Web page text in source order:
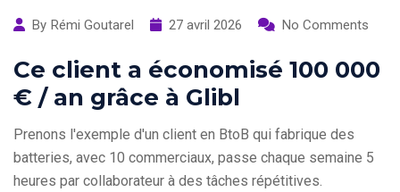
By Rémi Goutarel 27 avril 2026 No Comments
Ce client a économisé 100 000
€ / an grâce à Glibl
Prenons l'exemple d'un client en BtoB qui fabrique des
batteries, avec 10 commerciaux, passe chaque semaine 5
heures par collaborateur à des tâches répétitives.